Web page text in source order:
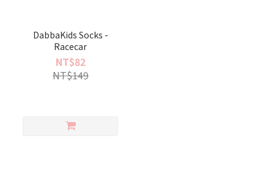
DabbaKids Socks -
Racecar
NT$82
NT$149